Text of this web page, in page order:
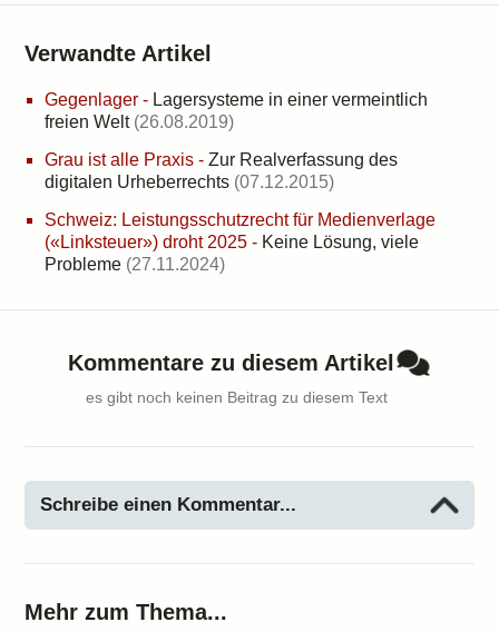
Verwandte Artikel
Gegenlager - Lagersysteme in einer vermeintlich
freien Welt (26.08.2019)
Grau ist alle Praxis - Zur Realverfassung des
digitalen Urheberrechts (07.12.2015)
Schweiz: Leistungsschutzrecht für Medienverlage
(«Linksteuer») droht 2025 - Keine Lösung, viele
Probleme (27.11.2024)
Kommentare zu diesem Artikel
es gibt noch keinen Beitrag zu diesem Text
Schreibe einen Kommentar...
Mehr zum Thema...